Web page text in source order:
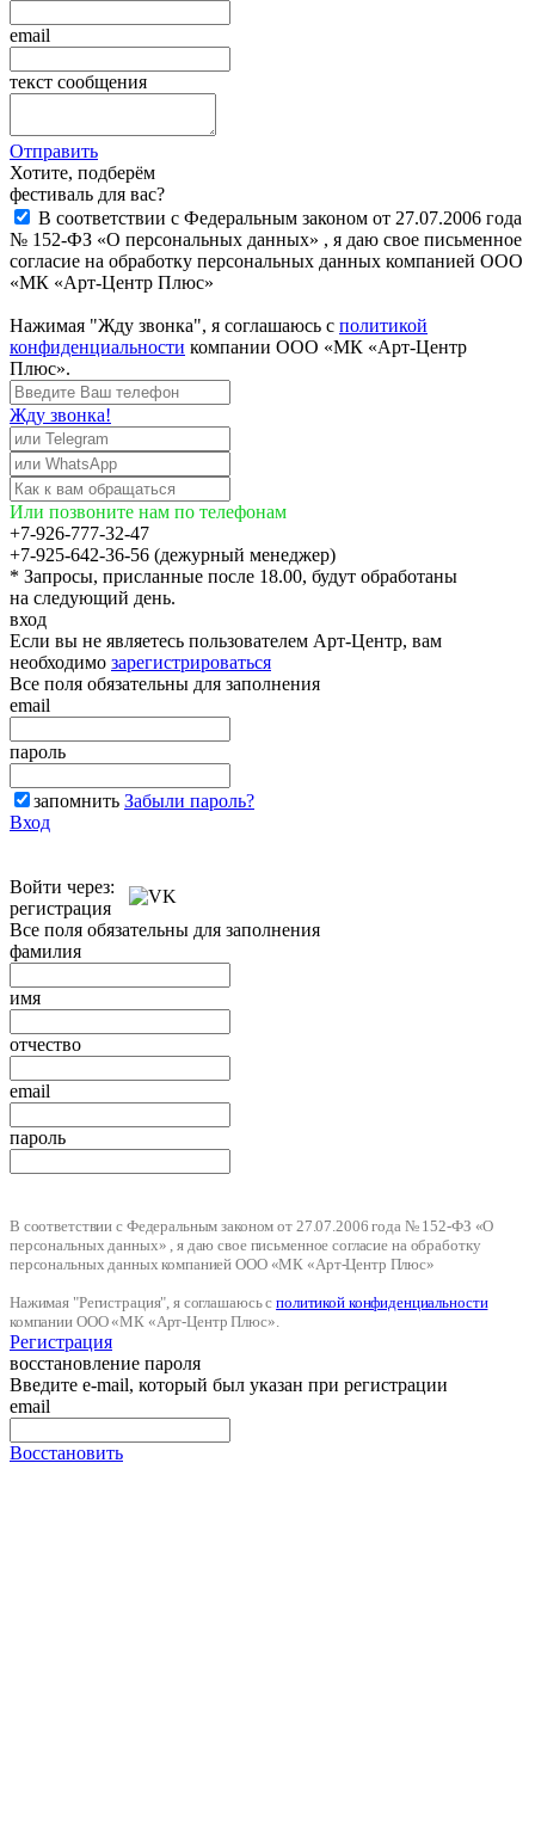
email
текст сообщения
Отправить
Хотите, подберём
фестиваль для вас?
В соответствии с Федеральным законом от 27.07.2006 года
№ 152-ФЗ «О персональных данных» , я даю свое письменное
согласие на обработку персональных данных компанией ООО
«МК «Арт-Центр Плюс»
Нажимая "Жду звонка", я соглашаюсь с политикой
конфиденциальности компании ООО «МК «Арт-Центр
Плюс».
Жду звонка!
Или позвоните нам по телефонам
+7-926-777-32-47
+7-925-642-36-56 (дежурный менеджер)
* Запросы, присланные после 18.00, будут обработаны
на следующий день.
вход
Если вы не являетесь пользователем Арт-Центр, вам
необходимо зарегистрироваться
Все поля обязательны для заполнения
email
пароль
запомнить Забыли пароль?
Вход
Войти через:
регистрация
Все поля обязательны для заполнения
фамилия
имя
отчество
email
пароль
В соответствии с Федеральным законом от 27.07.2006 года № 152-ФЗ «О
персональных данных» , я даю свое письменное согласие на обработку
персональных данных компанией ООО «МК «Арт-Центр Плюс»
Нажимая "Регистрация", я соглашаюсь сполитикой конфиденциальности
компании ООО «МК «Арт-Центр Плюс».
Регистрация
восстановление пароля
Введите e-mail, который был указан при регистрации
email
Восстановить